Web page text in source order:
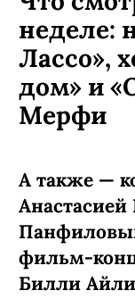
БРЕНДЫ: Celine